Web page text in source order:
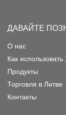
ДАВАЙТЕ
О нас
Как использовать
Продукты
Торговля в Литве
Контакты